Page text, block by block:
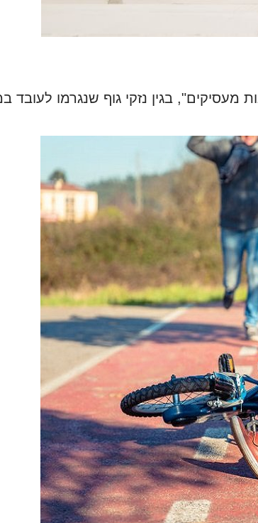
מעסיקים", בגין נזקי גוף שנגרמו